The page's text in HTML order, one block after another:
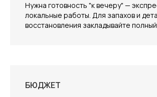
Нужна готовность "к вечеру" —
локальные работы. Для запахов и
восстановления закладывайте
БЮДЖЕТ